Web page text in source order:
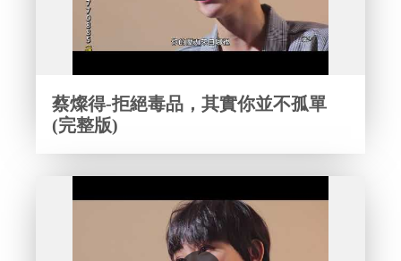
蔡燦得-拒絕毒品，其實你並不孤單
(完整版)